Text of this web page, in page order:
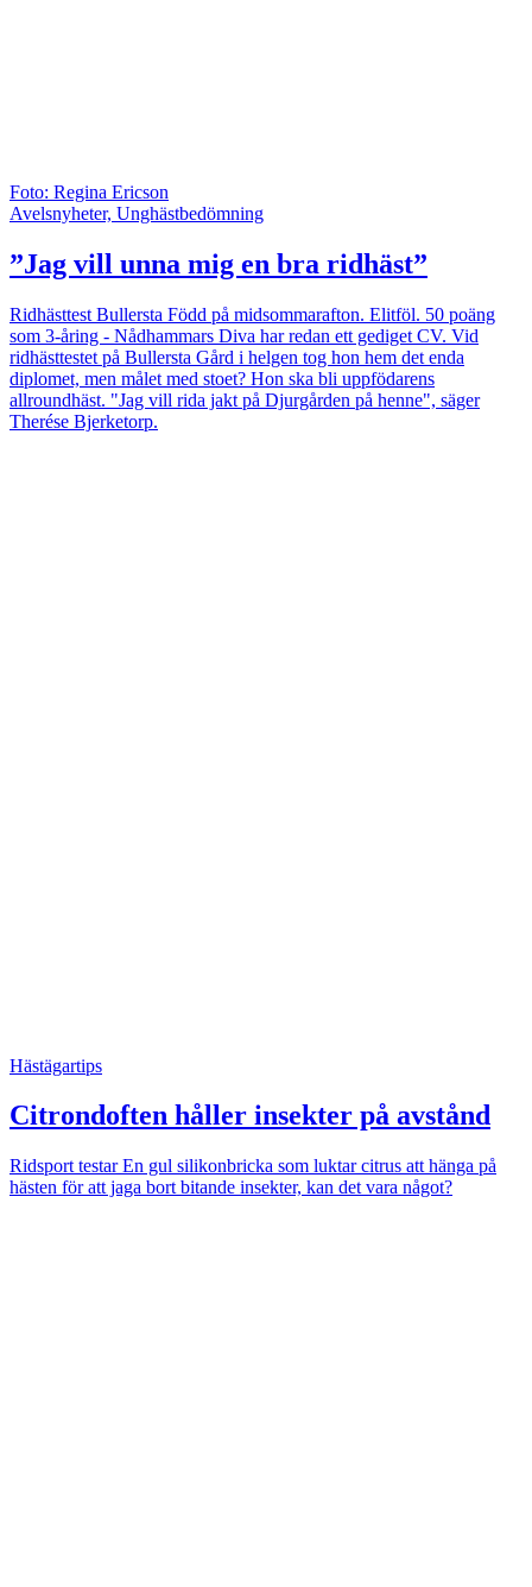
Foto: Regina Ericson
Avelsnyheter, Unghästbedömning
”Jag vill unna mig en bra ridhäst”
Ridhästtest Bullersta Född på midsommarafton. Elitföl. 50 poäng
som 3-åring - Nådhammars Diva har redan ett gediget CV. Vid
ridhästtestet på Bullersta Gård i helgen tog hon hem det enda
diplomet, men målet med stoet? Hon ska bli uppfödarens
allroundhäst. "Jag vill rida jakt på Djurgården på henne", säger
Therése Bjerketorp.
Hästägartips
Citrondoften håller insekter på avstånd
Ridsport testarEn gul silikonbricka som luktar citrus att hänga på
hästen för att jaga bort bitande insekter, kan det vara något?